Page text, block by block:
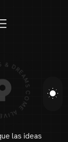
ALIVE•
las ideas